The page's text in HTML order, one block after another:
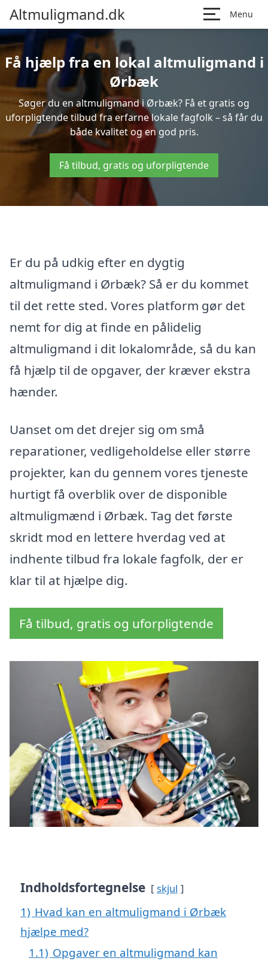
Altmuligmand.dk Menu
Få hjælp fra en lokal altmuligmand i
Ørbæk
Søger du en altmuligmand i Ørbæk? Få et gratis og
uforpligtende tilbud fra erfarne lokale fagfolk – så får du
både kvalitet og en god pris.
Få tilbud, gratis og uforpligtende
Er du på udkig efter en dygtig
altmuligmand i Ørbæk? Så er du kommet
til det rette sted. Vores platform gør det
nemt for dig at finde en pålidelig
altmuligmand i dit lokalområde, så du kan
få hjælp til de opgaver, der kræver ekstra
hænder.
Uanset om det drejer sig om små
reparationer, vedligeholdelse eller større
projekter, kan du gennem vores tjeneste
hurtigt få overblik over de disponible
altmuligmænd i Ørbæk. Tag det første
skridt mod en lettere hverdag ved at
indhente tilbud fra lokale fagfolk, der er
klar til at hjælpe dig.
Få tilbud, gratis og uforpligtende
Indholdsfortegnelse skjul
1) Hvad kan en altmuligmand i Ørbæk
hjælpe med?
1.1) Opgaver en altmuligmand kan